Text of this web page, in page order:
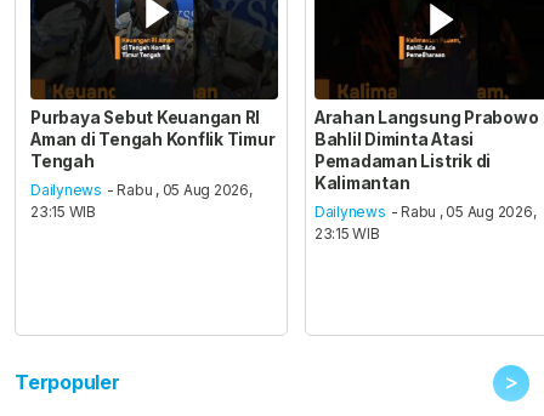
Purbaya Sebut Keuangan RI
Aman di Tengah Konflik Timur
Tengah
Dailynews - Rabu , 05 Aug 2026,
23:15 WIB
Arahan Langsung Prabowo
Bahlil Diminta Atasi
Pemadaman Listrik di
Kalimantan
Dailynews - Rabu , 05 Aug 2026,
23:15 WIB
Terpopuler >